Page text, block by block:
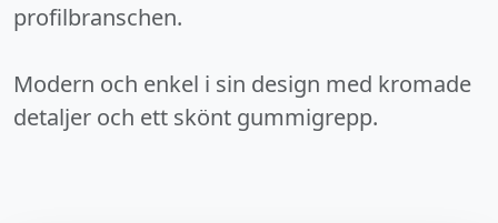
profilbranschen.
Modern och enkel i sin design med kromade
detaljer och ett skönt gummigrepp.